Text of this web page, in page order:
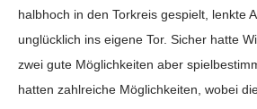
halbhoch in den Torkreis gespielt, lenkte
unglücklich ins eigene Tor. Sicher hatte
zwei gute Möglichkeiten aber
hatten zahlreiche Möglichkeiten, wobei